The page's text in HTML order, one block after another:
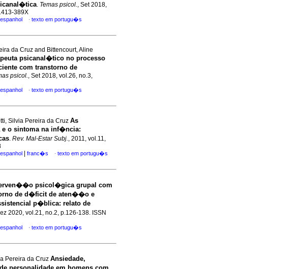
. Temas psicol., Set 2018,
389X
espanhol · texto em portugu�s
da Cruz and Bittencourt, Aline
psicanal�tico no processo
com transtorno de
psicol., Set 2018, vol.26, no.3,
espanhol · texto em portugu�s
Silvia Pereira da Cruz As
o sintoma na inf�ncia:
. Rev. Mal-Estar Subj., 2011, vol.11,
espanhol franc�s · texto em portugu�s
psicol�gica grupal com
de d�ficit de aten��o e
p�blica: relato de
2020, vol.21, no.2, p.126-138. ISSN
espanhol · texto em portugu�s
Pereira da Cruz Ansiedade,